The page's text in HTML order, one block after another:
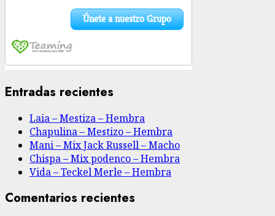
Entradas recientes
Laia – Mestiza – Hembra
Chapulina – Mestizo – Hembra
Mani – Mix Jack Russell – Macho
Chispa – Mix podenco – Hembra
Vida – Teckel Merle – Hembra
Comentarios recientes